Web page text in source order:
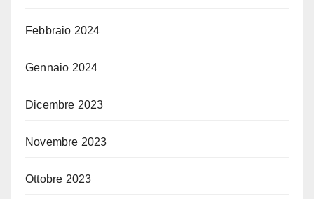
Febbraio 2024
Gennaio 2024
Dicembre 2023
Novembre 2023
Ottobre 2023